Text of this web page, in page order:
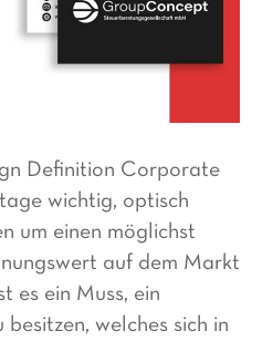
Definition Corporate
wichtig, optisch
um einen möglichst
auf dem Markt
es ein Muss, ein
welches sich in